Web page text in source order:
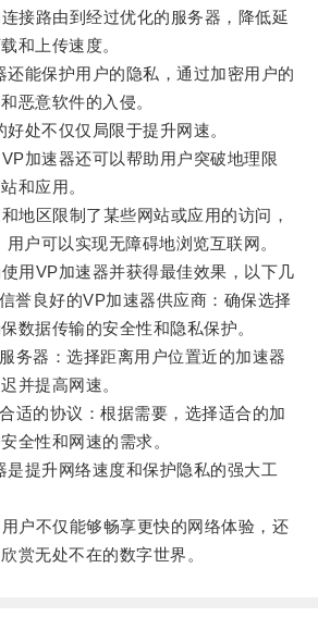
路由到经过优化的服务器，降低延
和上传速度。
能保护用户的隐私，通过加密用户的
恶意软件的入侵。
不仅仅局限于提升网速。
加速器还可以帮助用户突破地理限
和应用。
区限制了某些网站或应用的访问，
户可以实现无障碍地浏览互联网。
VP加速器并获得最佳效果，以下几
誉良好的VP加速器供应商：确保选择
数据传输的安全性和隐私保护。
器：选择距离用户位置近的加速器
并提高网速。
的协议：根据需要，选择适合的加
全性和网速的需求。
提升网络速度和保护隐私的强大工
不仅能够畅享更快的网络体验，还
赏无处不在的数字世界。